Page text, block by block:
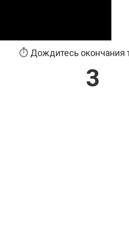
⏱️ Дождитесь окончания
2